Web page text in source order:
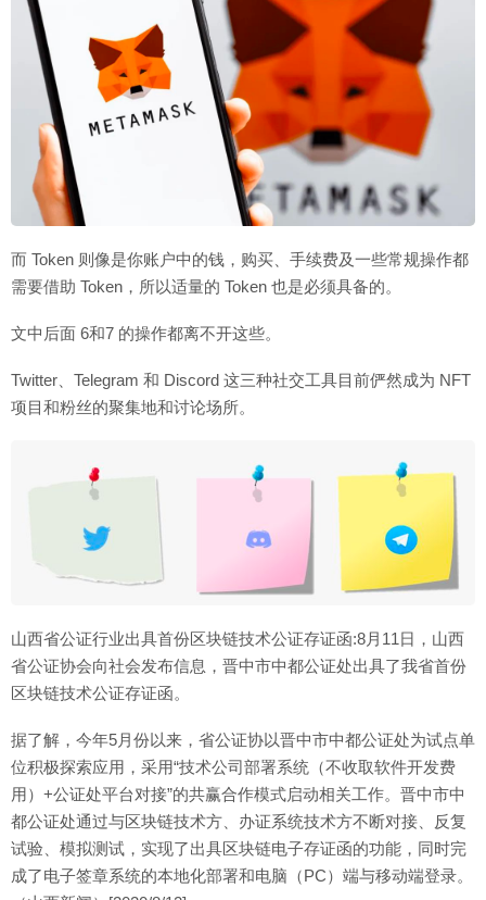
而 Token 则像是你账户中的钱，购买、手续费及一些常规操作都
需要借助 Token，所以适量的 Token 也是必须具备的。
文中后面 6和7 的操作都离不开这些。
Twitter、Telegram 和 Discord 这三种社交工具目前俨然成为 NFT
项目和粉丝的聚集地和讨论场所。
山西省公证行业出具首份区块链技术公证存证函:8月11日，山西
省公证协会向社会发布信息，晋中市中都公证处出具了我省首份
区块链技术公证存证函。
据了解，今年5月份以来，省公证协以晋中市中都公证处为试点单
位积极探索应用，采用“技术公司部署系统（不收取软件开发费
用）+公证处平台对接”的共赢合作模式启动相关工作。晋中市中
都公证处通过与区块链技术方、办证系统技术方不断对接、反复
试验、模拟测试，实现了出具区块链电子存证函的功能，同时完
成了电子签章系统的本地化部署和电脑（PC）端与移动端登录。